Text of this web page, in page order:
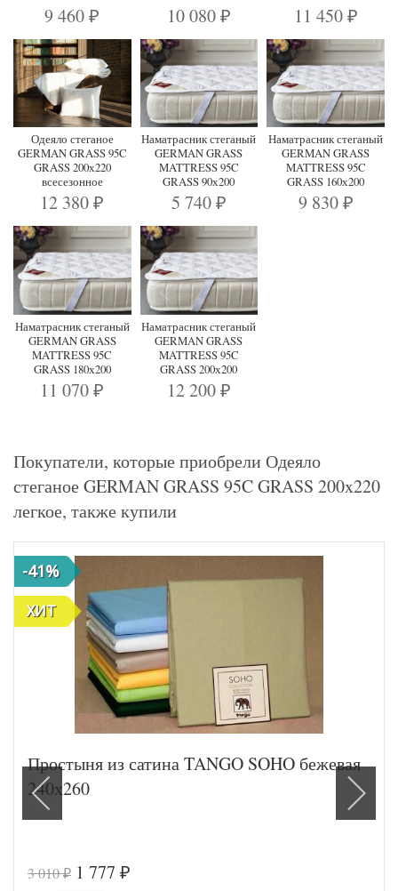
9 460₽ 10 080 ₽ 11 450 ₽
Одеяло стеганое
GERMAN GRASS 95C
GRASS 200х220
всесезонное
12 380₽
Наматрасник стеганый
GERMAN GRASS
MATTRESS 95C
GRASS 90х200
5 740 ₽
Наматрасник стеганый
GERMAN GRASS
MATTRESS 95C
GRASS 160х200
9 830 ₽
Наматрасник стеганый
GERMAN GRASS
MATTRESS 95C
GRASS 180х200
11 070₽
Наматрасник стеганый
GERMAN GRASS
MATTRESS 95C
GRASS 200х200
12 200 ₽
Покупатели, которые приобрели Одеяло
стеганое GERMAN GRASS 95C GRASS 200x220
легкое, также купили
-41%
ХИТ
Простыня из сатина TANGO SOHO бежевая
240х260
3 010₽ 1 777 ₽